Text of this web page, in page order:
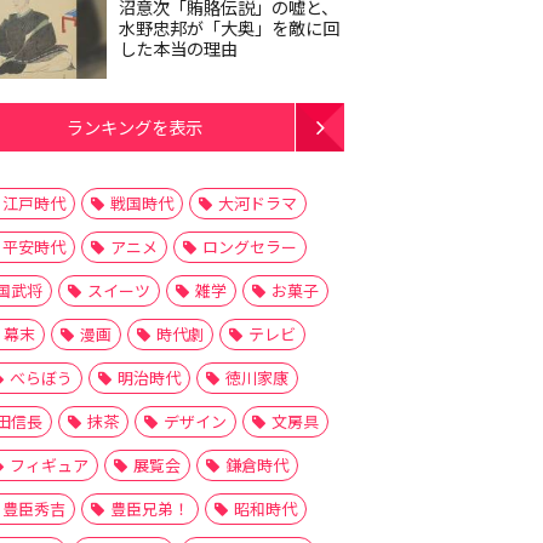
沼意次「賄賂伝説」の嘘と、
水野忠邦が「大奥」を敵に回
した本当の理由
ランキングを表示
江戸時代 戦国時代
大河ドラマ
平安時代
アニメ
ロングセラー
武将
スイーツ 雑学
お菓子
幕末
漫画 時代劇
テレビ
べらぼう
明治時代
徳川家康
信長
抹茶 デザイン
文房具
フィギュア
展覧会
鎌倉時代
豊臣秀吉
豊臣兄弟！
昭和時代